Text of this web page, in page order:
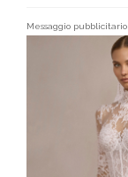
Messaggio pubblicitario